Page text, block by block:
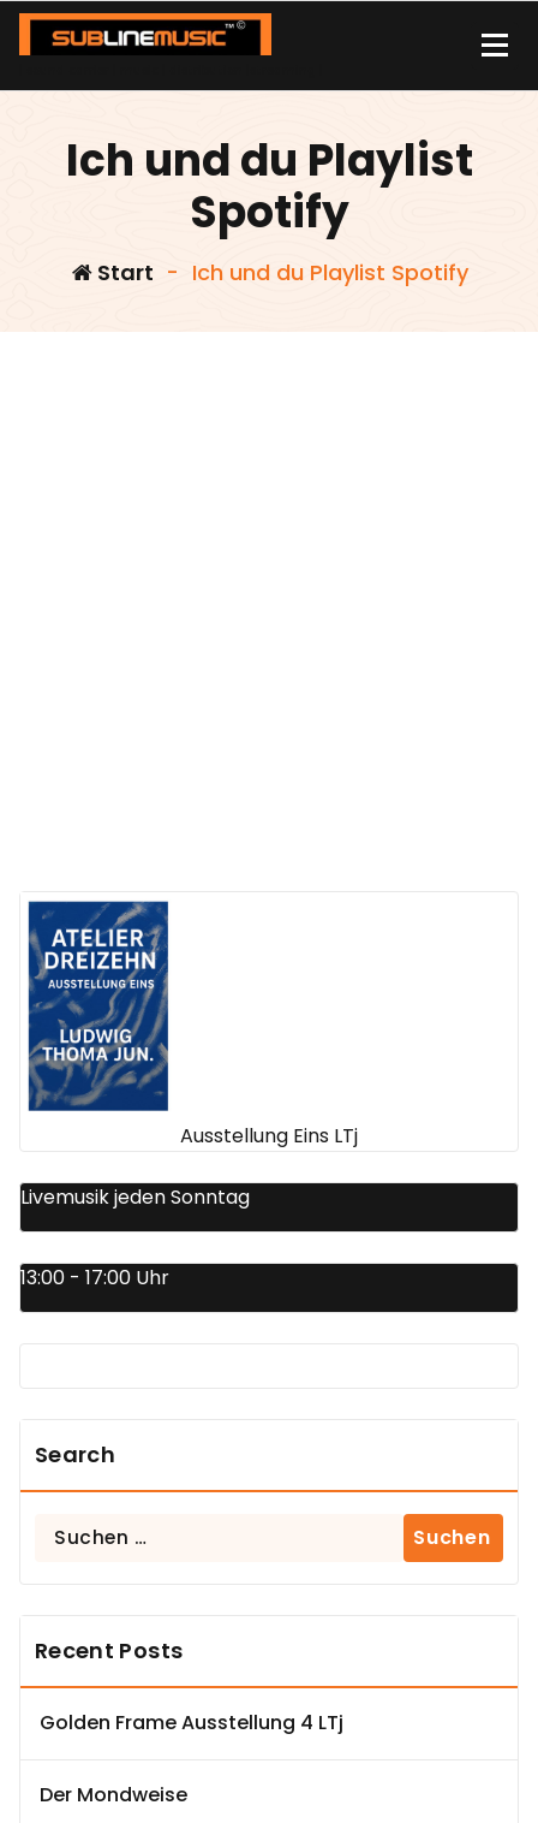
Zum
Inhalt
Ich und du Playlist
Spotify
Start - Ich und du Playlist Spotify
Ausstellung Eins LTj
Livemusik jeden Sonntag
13:00 - 17:00 Uhr
Search
Suchen
Recent Posts
Golden Frame Ausstellung 4 LTj
Der Mondweise